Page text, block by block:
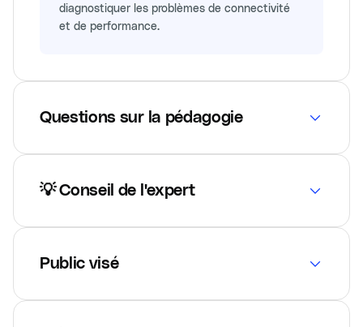
diagnostiquer les problèmes de connectivité
et de performance.
Questions sur la pédagogie
💡 Conseil de l'expert
Public visé